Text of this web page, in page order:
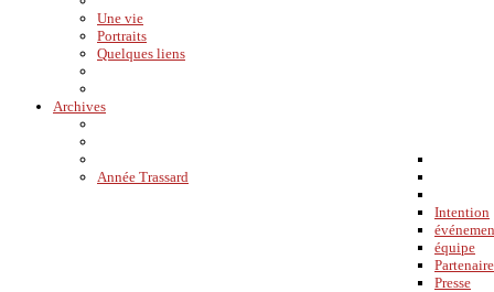
Une vie
Portraits
Quelques liens
Archives
Année Trassard
Intention
équipe
Presse